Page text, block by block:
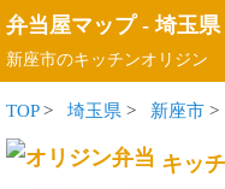
弁当屋マップ-埼玉県
新座市のキッチンオリジン
TOP> 埼玉県 > 新座市 >
キッ